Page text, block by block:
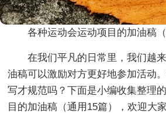
各种运动会运动项目的加油稿（
在我们平凡的日常里，我们越
油稿可以激励对方更好地参加活动
写才规范吗？下面是小编收集整理
目的加油稿（通用15篇），欢迎大